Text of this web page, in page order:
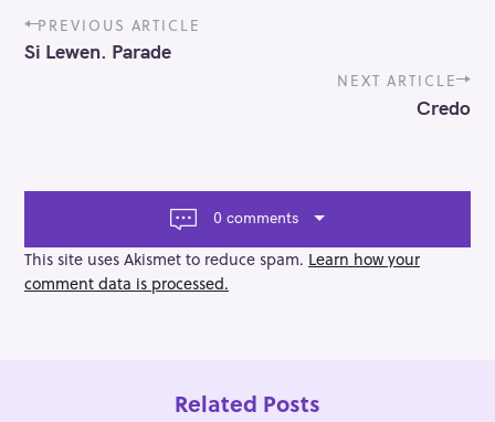
P
o
s
g
t
i
o
PREVIOUS ARTICLE
Si Lewen. Parade
NEXT ARTICLE
Credo
0 comments
This site uses Akismet to reduce spam. Learn how your
comment data is processed.
Related Posts